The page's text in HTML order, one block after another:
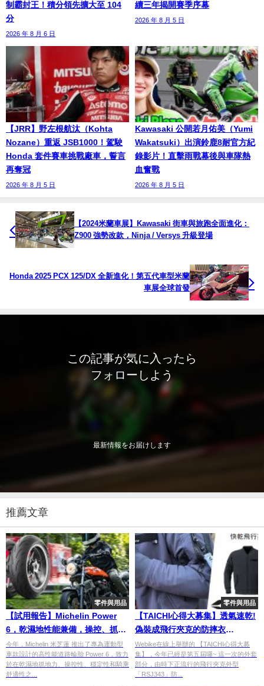
制霸封王！積分領先擴大至 104
分
2026 年 8 月 6 日
續三年揭開賽季序幕
2026 年 8 月 5 日
【JRR】野左根航汰（Kohta
Nozane）重返 JSB1000！駕駛
Honda 套件賽車挑戰廠車，誓言
再奪冠
2026 年 8 月 5 日
Kawasaki 公開若月佑美（Yumi
Wakatsuki）出演鈴鹿8耐官方紀
錄影片！直擊雨戰幕後與車隊熱
血奮戰
2026 年 8 月 5 日
【2024米蘭車展】Kawasaki 街車與旅跑全面進化：
Z900 強勢改款，Ninja / Versys 升級登場
Honda 2025 PCX 125/DX 全新進化！第五代車型米蘭
車展全球首發
この記事が気に入ったら
フォローしよう
最新情報をお届けします
推薦文章
零件與用品
【試用報告】Michelin Power
6，乾濕地性能兼備，操控、抓地
力全面提升
今年，Michelin 米芝蓮 推出了專為運動型
車款設計的高性能道路輪胎 Power 6，致力
於在乾濕地抓地力、操控性、穩定性和騎乘
舒適性之...
零件與用品
【TAICHI心得大募集】透氣速乾!
偽裝成飛行夾克的防摔衣
「RSJ343」
Webike在線上舉辦的 【TAICHI心得大募
集】，今年已經是第五屆囉~ 這一次的外套
部分，由時下正流行的飛行夾克外型
「RSJ343」防...